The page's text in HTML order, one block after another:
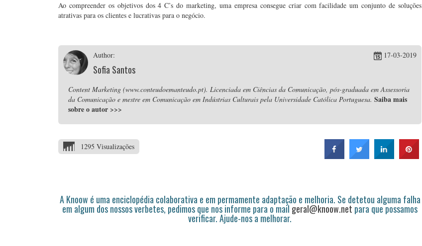
Ao compreender os objetivos dos 4 C’s do marketing, uma empresa consegue criar com facilidade um conjunto de soluções
atrativas para os clientes e lucrativas para o negócio.
Author:
Sofia Santos
17-03-2019
Content Marketing (www.conteudoemanteudo.pt). Licenciada em Ciências da Comunicação, pós-graduada em Assessoria
da Comunicação e mestre em Comunicação em Indústrias Culturais pela Universidade Católica Portuguesa. Saiba mais
sobre o autor >>>
1295 Visualizações
A Knoow é uma enciclopédia colaborativa e em permamente adaptação e melhoria. Se detetou alguma falha
em algum dos nossos verbetes, pedimos que nos informe para o mail geral@knoow.net para que possamos
verificar. Ajude-nos a melhorar.